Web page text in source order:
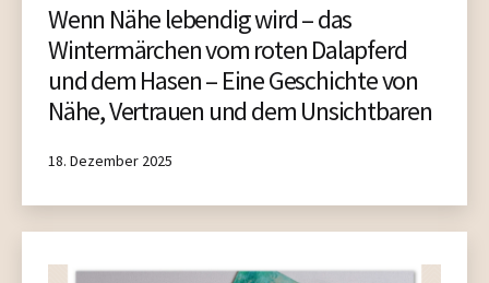
Wenn Nähe lebendig wird – das
Wintermärchen vom roten Dalapferd
und dem Hasen – Eine Geschichte von
Nähe, Vertrauen und dem Unsichtbaren
Published
18. Dezember 2025